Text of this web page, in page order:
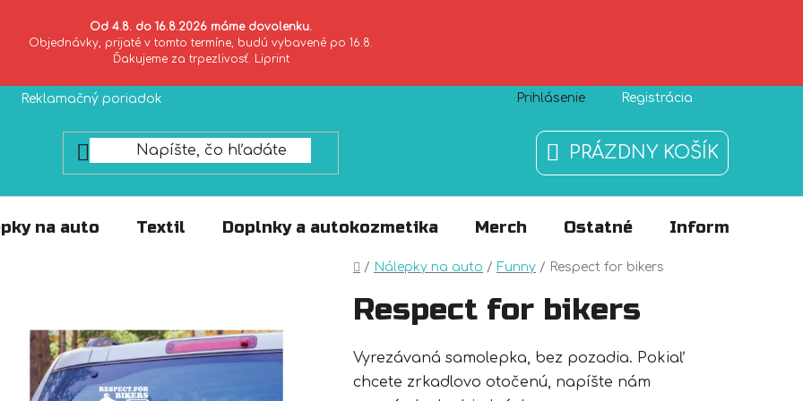
Od 4.8. do 16.8.2026 máme dovolenku.
Objednávky, prijaté v tomto termíne, budú vybavené po 16.8.
Ďakujeme za trpezlivosť. Liprint
Reklamačný poriadok Zásady používania súborov cookies O nás
Prihlásenie Registrácia
NÁKUPNÝ
KOŠÍK
PRÁZDNY KOŠÍK
na auto Textil Doplnky a autokozmetika Merch Ostatné Informácie
Domov
/ Nálepky na auto / Funny / Respect for bikers
Respect for bikers
Vyrezávaná samolepka, bez pozadia. Pokiaľ
chcete zrkadlovo otočenú, napíšte nám